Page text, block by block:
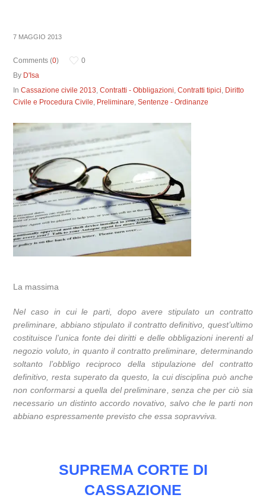
7 MAGGIO 2013
Comments (0)
0
By D'Isa
InCassazione civile 2013,Contratti - Obbligazioni,Contratti tipici, Diritto
Civile e Procedura Civile, Preliminare,Sentenze - Ordinanze
La massima
Nel caso in cui le parti, dopo avere stipulato un contratto
preliminare, abbiano stipulato il contratto definitivo, quest’ultimo
costituisce l’unica fonte dei diritti e delle obbligazioni inerenti al
negozio voluto, in quanto il contratto preliminare, determinando
soltanto l’obbligo reciproco della stipulazione del contratto
definitivo, resta superato da questo, la cui disciplina può anche
non conformarsi a quella del preliminare, senza che per ciò sia
necessario un distinto accordo novativo, salvo che le parti non
abbiano espressamente previsto che essa sopravviva.
SUPREMA CORTE DI
CASSAZIONE